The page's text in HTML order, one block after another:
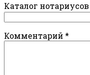
Каталог
Комментарий *